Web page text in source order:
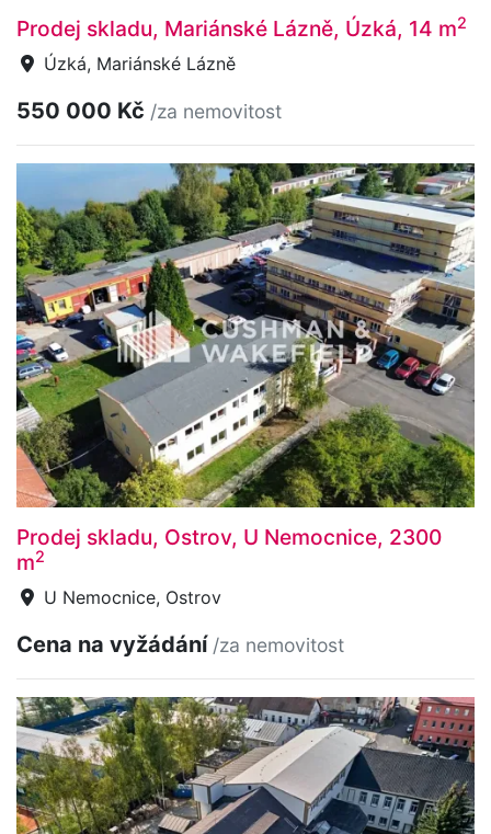
Prodej skladu, Mariánské Lázně, Úzká, 14 m2
Úzká, Mariánské Lázně
550 000 Kč /za nemovitost
Prodej skladu, Ostrov, U Nemocnice, 2300
m2
U Nemocnice, Ostrov
Cena na vyžádání /za nemovitost